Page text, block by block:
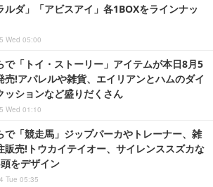
ルダ」「アビスアイ」各1BOXをラインナッ
Wed 05:00
で「トイ・ストーリー」アイテムが本日8月5
売!アパレルや雑貨、エイリアンとハムのダイ
ッションなど盛りだくさん
Wed 01:10
で「競走馬」ジップパーカやトレーナー、雑
販売!トウカイテイオー、サイレンススズカな
をデザイン
Tue 05:35